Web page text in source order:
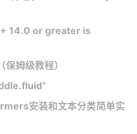
14.0 or greater is
姆级教程）
安装和文本分类简单实